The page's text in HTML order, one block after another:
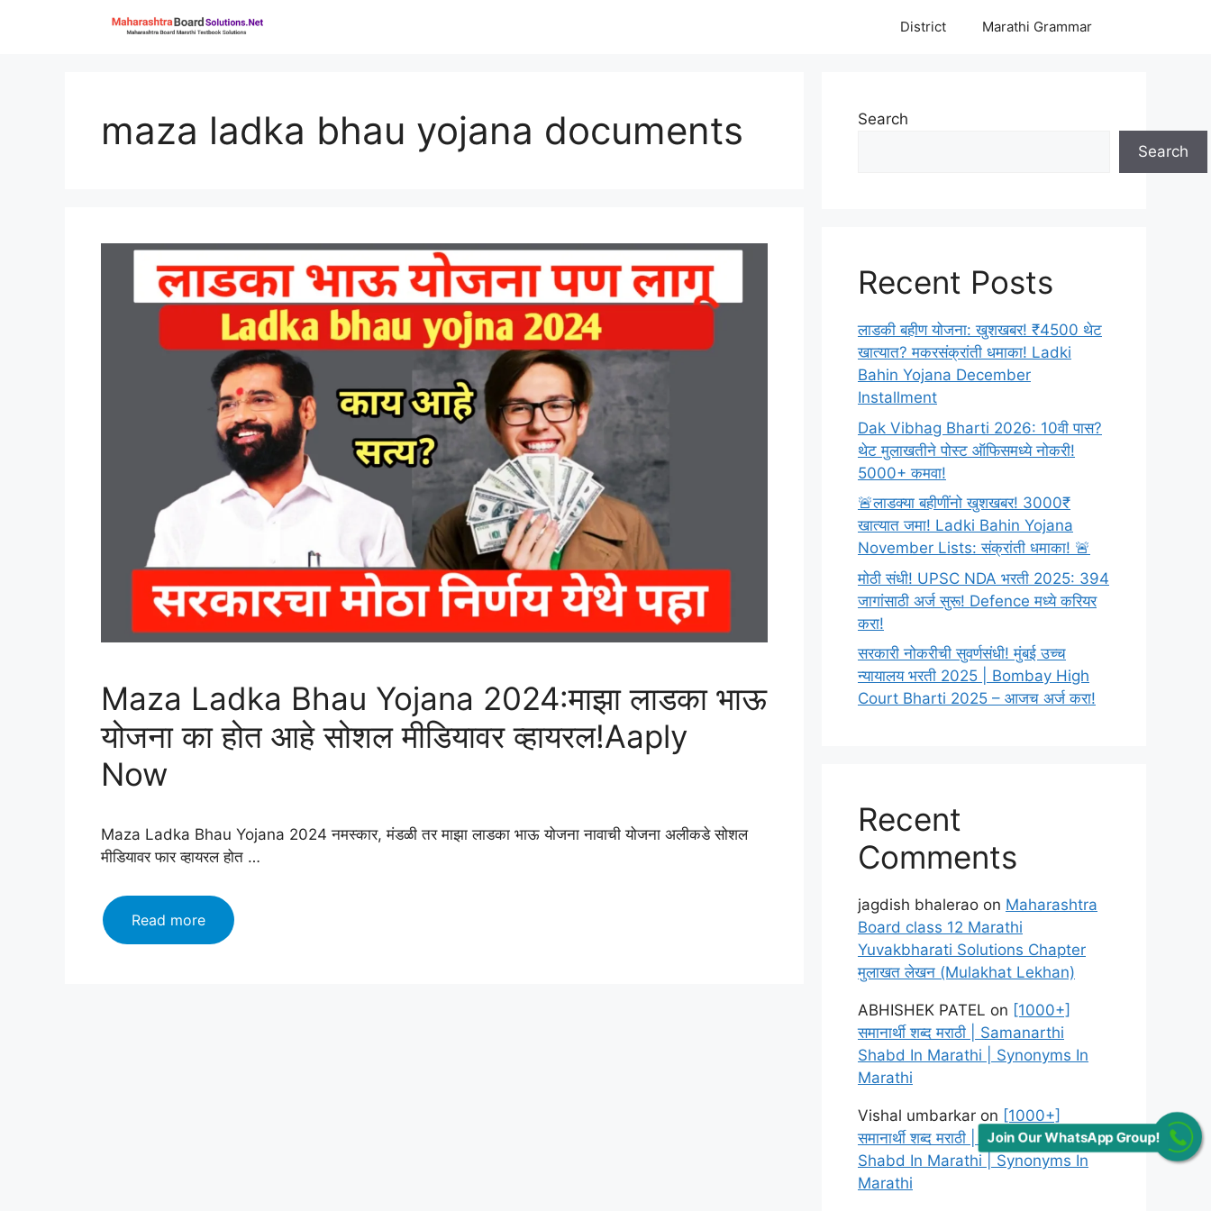
District Marathi Grammar
maza ladka bhau yojana documents
Maza Ladka Bhau Yojana 2024:माझा लाडका भाऊ
योजना का होत आहे सोशल मीडियावर व्हायरल!Aaply
Now
Maza Ladka Bhau Yojana 2024 नमस्कार, मंडळी तर माझा लाडका भाऊ योजना नावाची योजना अलीकडे सोशल
मीडियावर फार व्हायरल होत …
Read moreMaza
Ladka
Search
Search
Recent Posts
लाडकी बहीण योजना: खुशखबर! ₹4500 थेट
खात्यात? मकरसंक्रांती धमाका! Ladki
Bahin Yojana December
Installment
Dak Vibhag Bharti 2026: 10वी पास?
थेट मुलाखतीने पोस्ट ऑफिसमध्ये नोकरी!
5000+ कमवा!
🚨लाडक्या बहीणींनो खुशखबर! 3000₹
खात्यात जमा! Ladki Bahin Yojana
November Lists: संक्रांती धमाका! 🚨
मोठी संधी! UPSC NDA भरती 2025: 394
जागांसाठी अर्ज सुरू! Defence मध्ये करियर
करा!
सरकारी नोकरीची सुवर्णसंधी! मुंबई उच्च
न्यायालय भरती 2025 | Bombay High
Court Bharti 2025 – आजच अर्ज करा!
Recent
Comments
jagdish bhalerao on Maharashtra
Board class 12 Marathi
Yuvakbharati Solutions Chapter
मुलाखत लेखन (Mulakhat Lekhan)
ABHISHEK PATEL on [1000+]
समानार्थी शब्द मराठी | Samanarthi
Shabd In Marathi | Synonyms In
Marathi
Vishal umbarkar on [1000+]
समानार्थी शब्द मराठी | Samanarthi
Shabd In Marathi | Synonyms In
Marathi
Join Our WhatsApp Group!